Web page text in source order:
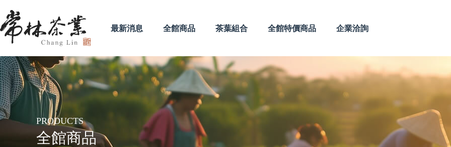
最新消息 全館商品 茶葉組合 全館特價商品 企業洽詢
全館商品
PRODUCTS